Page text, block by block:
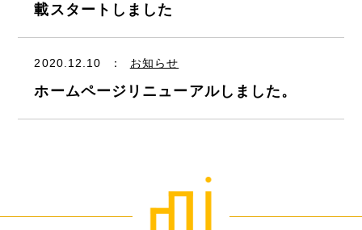
載スタートしました
2020.12.10 ： お知らせ
ホームページリニューアルしました。